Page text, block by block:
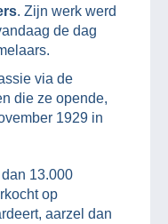
. Zijn werk werd
de dag
via de
die ze opende,
1929 in
13.000
op
aarzel dan